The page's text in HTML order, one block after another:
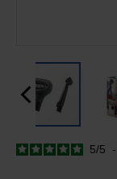
ZUM 5/5 -